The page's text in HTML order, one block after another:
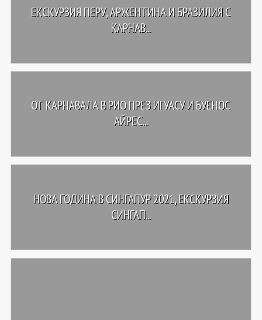
ЕКСКУРЗИЯ ПЕРУ, АРЖЕНТИНА И БРАЗИЛИЯ С
КАРНАВ...
ОТ КАРНАВАЛА В РИО ПРЕЗ ИГУАСУ И БУЕНОС
АЙРЕС...
НОВА ГОДИНА В СИНГАПУР 2021, ЕКСКУРЗИЯ
СИНГАП...